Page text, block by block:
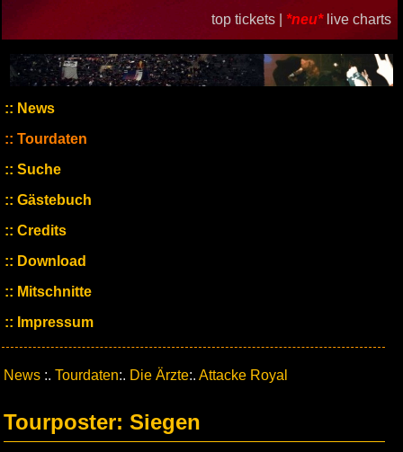
top tickets | *neu* live charts
News
Tourdaten
Suche
Gästebuch
Credits
Download
Mitschnitte
Impressum
News :. Tourdaten:. Die Ärzte:. Attacke Royal
Tourposter: Siegen